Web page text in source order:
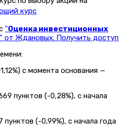
курс
"Оценка инвестиционных
" от Ждановых. Получить доступ
с момента основания —
пунктов (-0,28%), с начала
(-0,99%), с начала года